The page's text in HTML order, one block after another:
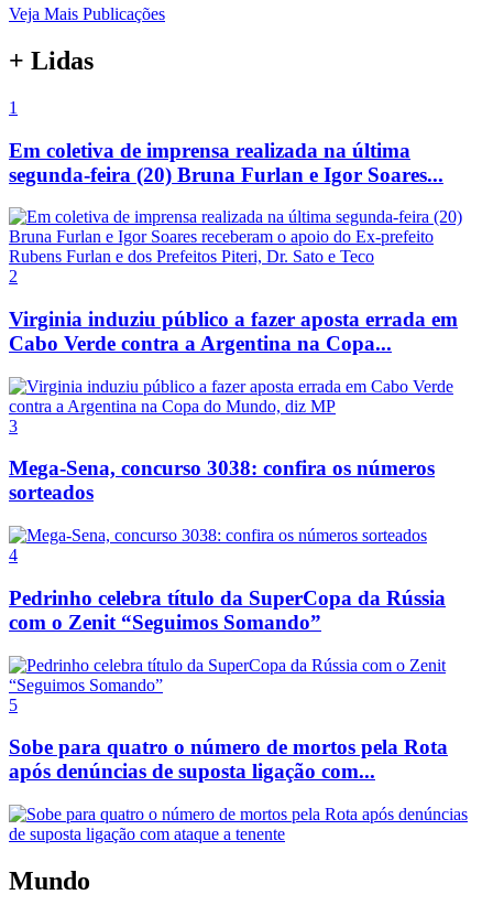
Veja Mais Publicações
+ Lidas
1
Em coletiva de imprensa realizada na última
segunda-feira (20) Bruna Furlan e Igor Soares...
2
Virginia induziu público a fazer aposta errada em
Cabo Verde contra a Argentina na Copa...
3
Mega-Sena, concurso 3038: confira os números
sorteados
4
Pedrinho celebra título da SuperCopa da Rússia
com o Zenit “Seguimos Somando”
5
Sobe para quatro o número de mortos pela Rota
após denúncias de suposta ligação com...
Mundo